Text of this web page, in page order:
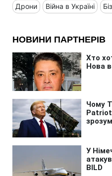
Дрони Війна в Україні